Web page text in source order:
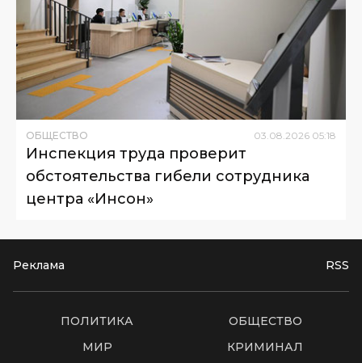
ОБЩЕСТВО 03 08 2026 05:18
Инспекция труда проверит
обстоятельства гибели сотрудника
центра «Инсон»
Реклама RSS
ПОЛИТИКА
ОБЩЕСТВО
МИР
КРИМИНАЛ